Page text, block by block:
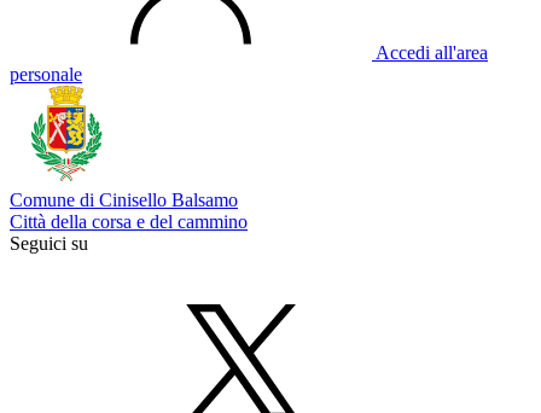
Accedi all'area
personale
Comune di Cinisello Balsamo
Città della corsa e del cammino
Seguici su